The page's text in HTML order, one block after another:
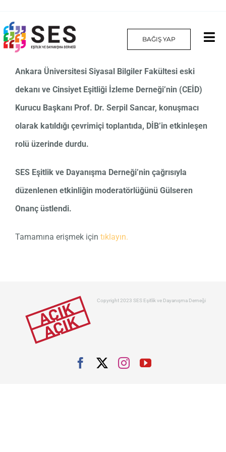
to
content
BAĞIŞ YAP
Hakkımızda
Projelerimiz
Platform
İletişim
English
Ankara Üniversitesi Siyasal Bilgiler Fakültesi eski
dekanı ve Cinsiyet Eşitliği İzleme Derneği’nin (CEİD)
Kurucu Başkanı Prof. Dr. Serpil Sancar, konuşmacı
olarak katıldığı çevrimiçi toplantıda, DİB’in etkinleşen
rolü üzerinde durdu.
SES Eşitlik ve Dayanışma Derneği’nin çağrısıyla
düzenlenen etkinliğin moderatörlüğünü Gülseren
Onanç üstlendi.
Tamamına erişmek için tıklayın.
Copyright 2023 SES Eşitlik ve Dayanışma Derneği
FacebookInstagramYouTube